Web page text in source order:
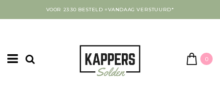
VOOR 23:30 BESTELD =VANDAAG VERSTUURD*
0